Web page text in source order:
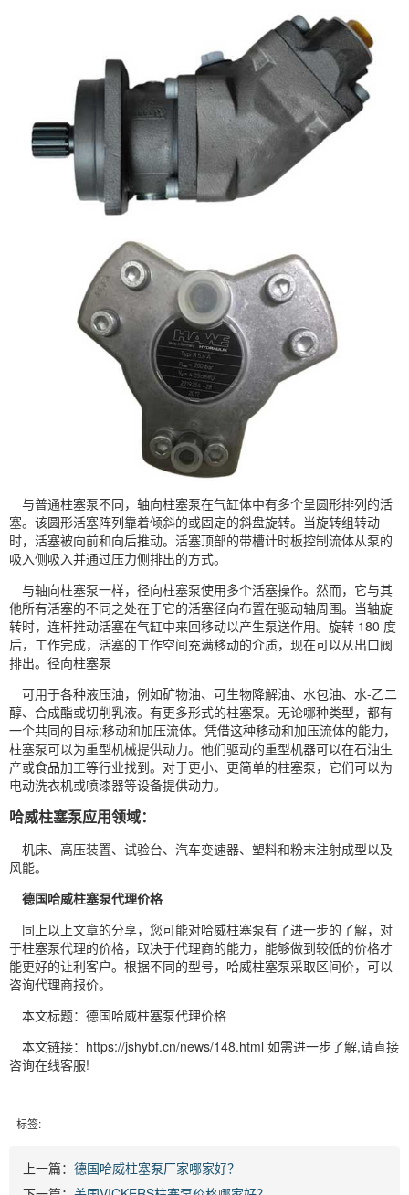
与普通柱塞泵不同，轴向柱塞泵在气缸体中有多个呈圆形排列的活
塞。该圆形活塞阵列靠着倾斜的或固定的斜盘旋转。当旋转组转动
时，活塞被向前和向后推动。活塞顶部的带槽计时板控制流体从泵的
吸入侧吸入并通过压力侧排出的方式。
与轴向柱塞泵一样，径向柱塞泵使用多个活塞操作。然而，它与其
他所有活塞的不同之处在于它的活塞径向布置在驱动轴周围。当轴旋
转时，连杆推动活塞在气缸中来回移动以产生泵送作用。旋转 180 度
后，工作完成，活塞的工作空间充满移动的介质，现在可以从出口阀
排出。径向柱塞泵
可用于各种液压油，例如矿物油、可生物降解油、水包油、水-乙二
醇、合成酯或切削乳液。有更多形式的柱塞泵。无论哪种类型，都有
一个共同的目标;移动和加压流体。凭借这种移动和加压流体的能力，
柱塞泵可以为重型机械提供动力。他们驱动的重型机器可以在石油生
产或食品加工等行业找到。对于更小、更简单的柱塞泵，它们可以为
电动洗衣机或喷漆器等设备提供动力。
哈威柱塞泵应用领域：
机床、高压装置、试验台、汽车变速器、塑料和粉末注射成型以及
风能。
德国哈威柱塞泵代理价格
同上以上文章的分享，您可能对哈威柱塞泵有了进一步的了解，对
于柱塞泵代理的价格，取决于代理商的能力，能够做到较低的价格才
能更好的让利客户。根据不同的型号，哈威柱塞泵采取区间价，可以
咨询代理商报价。
本文标题：德国哈威柱塞泵代理价格
本文链接：https://jshybf.cn/news/148.html 如需进一步了解,请直接
咨询在线客服!
标签:
上一篇： 德国哈威柱塞泵厂家哪家好？